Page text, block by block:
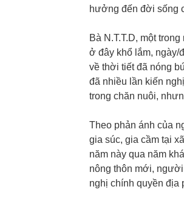
hưởng đến đời sống
Bà N.T.T.D, một
ở đây khổ lắm, ngày/
về thời tiết đã nóng
đã nhiều lần kiến
trong chăn nuôi,
Theo phản ánh của
gia súc, gia cầm tại
năm này qua năm
nông thôn mới,
nghị chính quyền địa